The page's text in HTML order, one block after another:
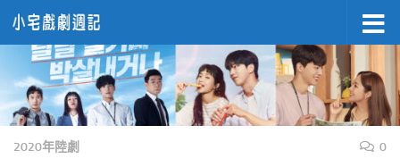
Skip to content
2020年陸劇 0